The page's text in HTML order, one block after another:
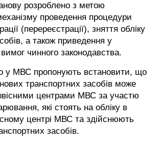
розроблено з метою
проведення процедури
(перереєстрації), зняття обліку
а також приведення у
вимог чинного законодавства.
у МВС пропонують встановити, що
транспортних засобів може
центрами МВС за участю
які стоять на обліку в
центрі МВС та здійснюють
засобів.